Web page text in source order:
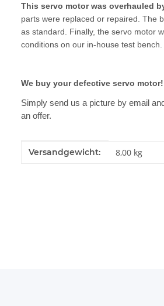
This servo motor was overhauled
parts were replaced or repaired. The
as standard. Finally, the servo motor
conditions on our in-house test bench.
We buy your defective servo motor!
Simply send us a picture by email
an offer.
Produkteigenschaft
Wert
Versandgewicht: 8,00 kg